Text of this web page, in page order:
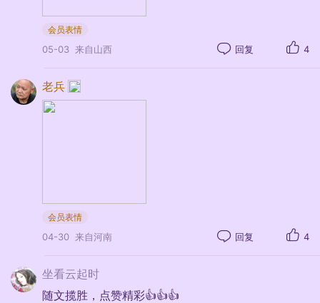
谋。”程颐在诗中通过记录这一经历，反映
了自然天气与游览期待相违的真实场景，展
现了诗人对自然与人事关系别开生面的朴素
会员表情
05-03 来自山西 回复 4
老兵
会员表情
04-30 来自河南 回复 4
坐看云起时
随文揽胜，点赞精彩👍👍👍